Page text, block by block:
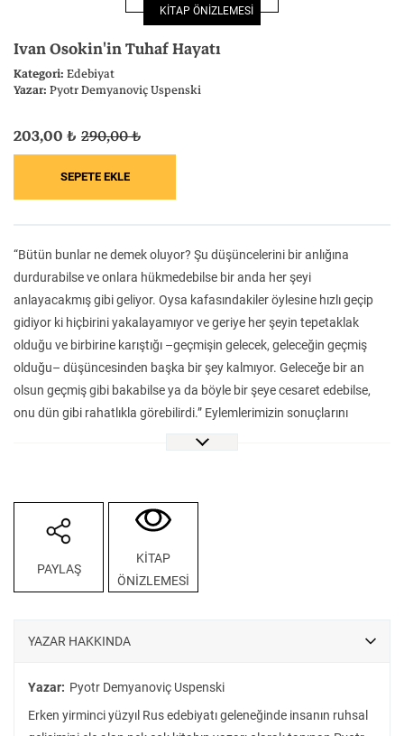
Felsefe Kesişimler
İnsan ve Toplum
Klasik Bilim
KİTAP ÖNİZLEMESİ
Ivan Osokin'in Tuhaf Hayatı
Kategori:Edebiyat
Yazar:Pyotr Demyanoviç Uspenski
“Bütün bunlar ne demek oluyor? Şu düşüncelerini bir anlığına
durdurabilse ve onlara hükmedebilse bir anda her şeyi
anlayacakmış gibi geliyor. Oysa kafasındakiler öylesine hızlı geçip
gidiyor ki hiçbirini yakalayamıyor ve geriye her şeyin tepetaklak
olduğu ve birbirine karıştığı –geçmişin gelecek, geleceğin geçmiş
olduğu– düşüncesinden başka bir şey kalmıyor. Geleceğe bir an
olsun geçmiş gibi bakabilse ya da böyle bir şeye cesaret edebilse,
onu dün gibi rahatlıkla görebilirdi.” Eylemlerimizin sonuçlarını
önceden bilmek geçmişte aldığımız kararları değiştirmeye yeter mi?
hataları tekrarlamayacak, başarılı, mutlu ve huzurlu bir hayata
kavuşacaktır. Büyücü’den kendisini geçmişe göndermesini ister.
Yaşamında her şeyin başladığını düşündüğü “o an”a geri döner. Peki
bir şeyleri değiştirebilir mi? Pyotr Demyanoviç Uspenski’nin kült
romanı İvan Osokin’in Tuhaf Hayatı’nda Osokin’in zamanlar arası
hesaplaşmasına tanık oluyoruz. Osokin’in içsel konuşmaları ve
Ezoterizmin öncülerinden Uspenski’nin daha önce birkaç kez
203,00 ₺ 290,00 ₺
PAYLAŞ
KİTAP
ÖNİZLEMESİ
YAZAR HAKKINDA
Yazar: Pyotr Demyanoviç Uspenski
Erken yirminci yüzyıl Rus edebiyatı geleneğinde insanın ruhsal